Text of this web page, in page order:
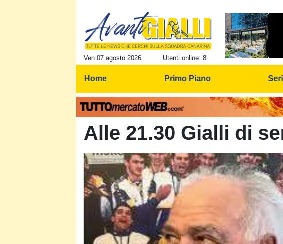
Ven 07 agosto 2026 Utenti online: 8
Home Primo Piano
Alle 21.30 Gialli di